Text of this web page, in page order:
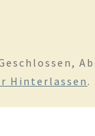
Hinterlassen .